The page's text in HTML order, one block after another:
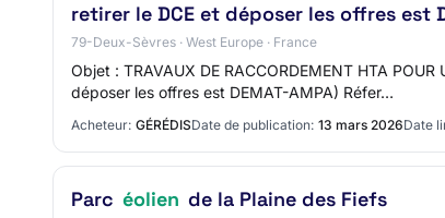
retirer le DCE et déposer les offres est
79-Deux-Sèvres · West Europe · France
Objet : TRAVAUX DE RACCORDEMENT HTA
déposer les offres est DEMAT-AMPA) Réfer…
Acheteur: GÉRÉDISDate de publication: 13 mars 2026Date
Parc éolien de la Plaine des Fiefs